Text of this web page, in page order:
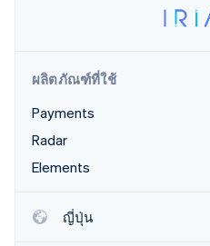
Stripe Sessions 2026
ดูว่า Stripe กำลังสร้างโคร
รับชมเลย
ผลิตภัณฑ์ที่ใช้
Payments
Radar
Elements
ญี่ปุ่น